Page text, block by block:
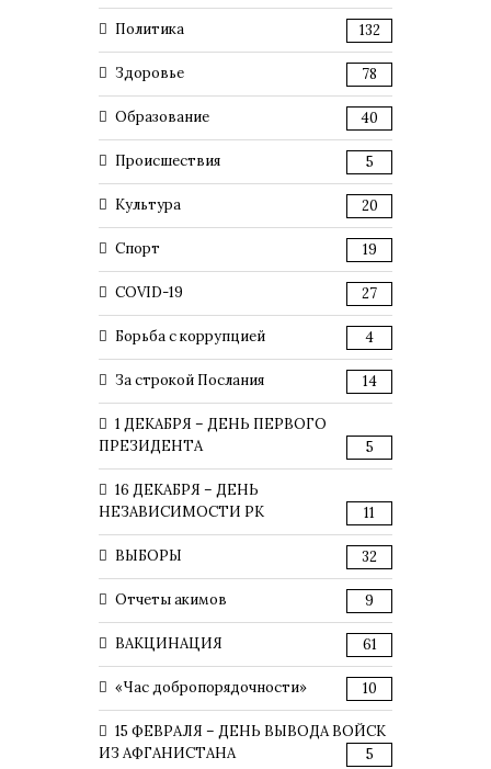
Политика 132
Здоровье 78
Образование 40
Происшествия 5
Культура 20
Спорт 19
COVID-19 27
Борьба с коррупцией 4
За строкой Послания 14
1 ДЕКАБРЯ – ДЕНЬ ПЕРВОГО
ПРЕЗИДЕНТА
5
16 ДЕКАБРЯ – ДЕНЬ
НЕЗАВИСИМОСТИ РК
11
ВЫБОРЫ 32
Отчеты акимов 9
ВАКЦИНАЦИЯ 61
«Час добропорядочности» 10
15 ФЕВРАЛЯ – ДЕНЬ ВЫВОДА ВОЙСК
ИЗ АФГАНИСТАНА
5